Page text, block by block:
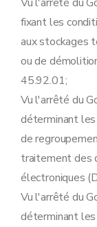
fixant les
aux stockages
ou de
45.92.01;
Vu l'arrêté du
déterminant
de
traitement des
électroniques
Vu l'arrêté du
déterminant